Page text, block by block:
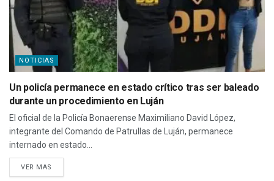
NOTICIAS
Un policía permanece en estado crítico tras ser baleado
durante un procedimiento en Luján
El oficial de la Policía Bonaerense Maximiliano David López,
integrante del Comando de Patrullas de Luján, permanece
internado en estado...
VER MAS